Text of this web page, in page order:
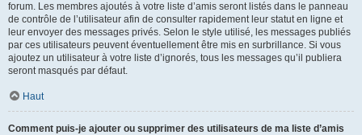
forum. Les membres ajoutés à votre liste d’amis seront listés dans le panneau
de contrôle de l’utilisateur afin de consulter rapidement leur statut en ligne et
leur envoyer des messages privés. Selon le style utilisé, les messages publiés
par ces utilisateurs peuvent éventuellement être mis en surbrillance. Si vous
ajoutez un utilisateur à votre liste d’ignorés, tous les messages qu’il publiera
seront masqués par défaut.
Haut
Comment puis-je ajouter ou supprimer des utilisateurs de ma liste d’amis